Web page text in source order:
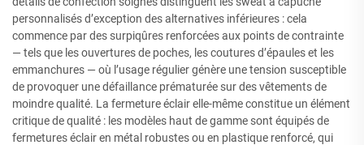
personnalisés d’exception des alternatives inférieures : cela
commence par des surpiqûres renforcées aux points de contrainte
— tels que les ouvertures de poches, les coutures d’épaules et les
emmanchures — où l’usage régulier génère une tension susceptible
de provoquer une défaillance prématurée sur des vêtements de
moindre qualité. La fermeture éclair elle-même constitue un élément
critique de qualité : les modèles haut de gamme sont équipés de
fermetures éclair en métal robustes ou en plastique renforcé, qui